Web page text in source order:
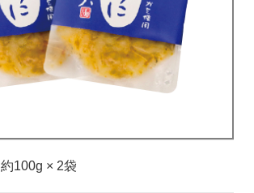
約100g × 2袋